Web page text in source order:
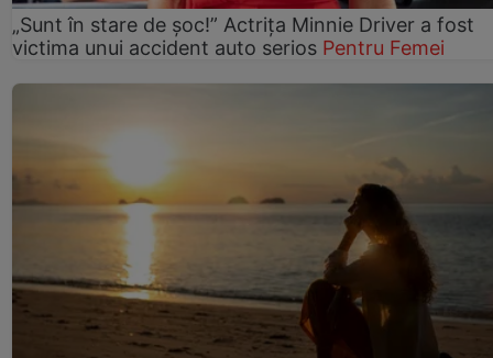
„Sunt în stare de șoc!” Actrița Minnie Driver a fost
victima unui accident auto serios Pentru Femei